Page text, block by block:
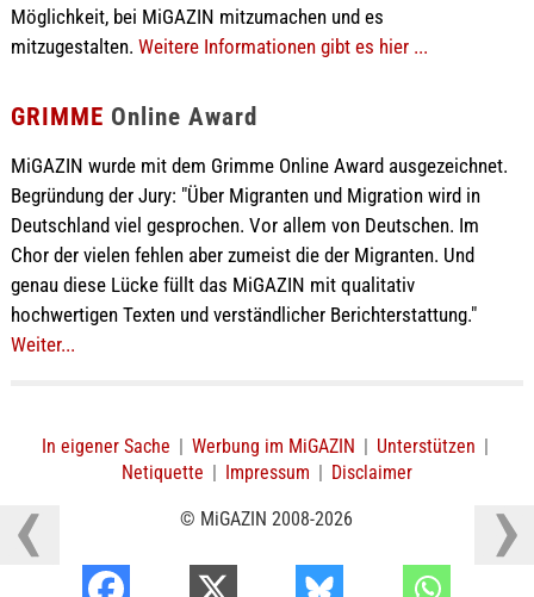
Möglichkeit, bei MiGAZIN mitzumachen und es
mitzugestalten. Weitere Informationen gibt es hier ...
GRIMME Online Award
MiGAZIN wurde mit dem Grimme Online Award ausgezeichnet.
Begründung der Jury: "Über Migranten und Migration wird in
Deutschland viel gesprochen. Vor allem von Deutschen. Im
Chor der vielen fehlen aber zumeist die der Migranten. Und
genau diese Lücke füllt das MiGAZIN mit qualitativ
hochwertigen Texten und verständlicher Berichterstattung."
Weiter...
In eigener Sache | Werbung im MiGAZIN | Unterstützen |
Netiquette | Impressum | Disclaimer
© MiGAZIN 2008-2026